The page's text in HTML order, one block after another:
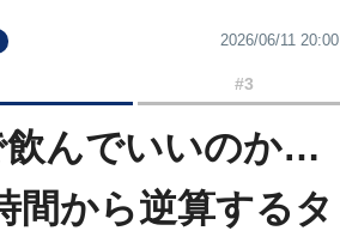
2026/06/11 20:00
#3
飲んでいいのか…
間から逆算するタ